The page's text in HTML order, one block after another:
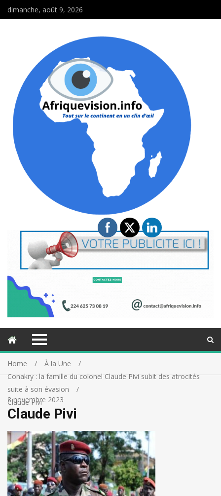
dimanche, août 9, 2026
Home
À la Une
Conakry : la famille du colonel Claude Pivi subit des atrocités
suite à son évasion
Claude Pivi
8 novembre 2023
Claude Pivi